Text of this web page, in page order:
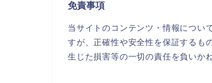
免責事項
当サイトのコンテンツ・情報につい
すが、正確性や安全性を保証するも
生じた損害等の一切の責任を負いか